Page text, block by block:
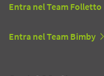
Entra nel Team Folletto
Entra nel Team Bimby